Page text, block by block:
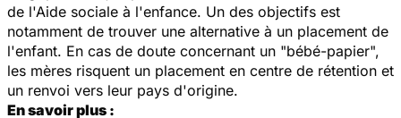
de l'Aide sociale à l'enfance. Un des objectifs est
notamment de trouver une alternative à un placement de
l'enfant. En cas de doute concernant un "bébé-papier",
les mères risquent un placement en centre de rétention et
un renvoi vers leur pays d'origine.
En savoir plus :